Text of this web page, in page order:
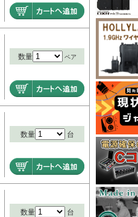
数量 ペア
数量 台
数量 台